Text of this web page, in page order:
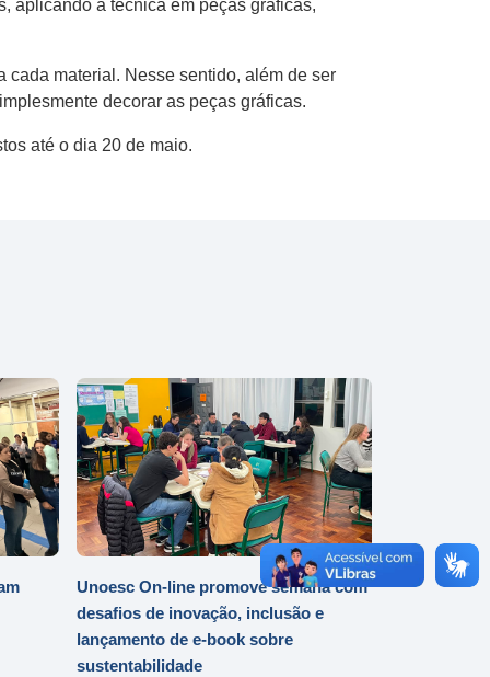
aplicando a técnica em peças gráficas,
material. Nesse sentido, além de ser
decorar as peças gráficas.
até o dia 20 de maio.
Unoesc On-line promove semana com
desafios de inovação, inclusão e
lançamento de e-book sobre
sustentabilidade